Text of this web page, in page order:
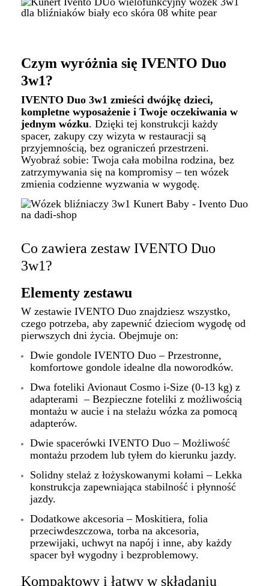
Czym wyróżnia się IVENTO Duo
3w1?
IVENTO Duo 3w1 zmieści dwójkę dzieci,
kompletne wyposażenie i Twoje oczekiwania w
jednym wózku. Dzięki tej konstrukcji każdy
spacer, zakupy czy wizyta w restauracji są
przyjemnością, bez ograniczeń przestrzeni.
Wyobraź sobie: Twoja cała mobilna rodzina, bez
zatrzymywania się na kompromisy – ten wózek
zmienia codzienne wyzwania w wygodę.
Co zawiera zestaw IVENTO Duo
3w1?
Elementy zestawu
W zestawie IVENTO Duo znajdziesz wszystko,
czego potrzeba, aby zapewnić dzieciom wygodę od
pierwszych dni życia. Obejmuje on:
Dwie gondole IVENTO Duo – Przestronne,
komfortowe gondole idealne dla noworodków.
Dwa foteliki Avionaut Cosmo i-Size (0-13 kg) z
adapterami – Bezpieczne foteliki z możliwością
montażu w aucie i na stelażu wózka za pomocą
adapterów.
Dwie spacerówki IVENTO Duo – Możliwość
montażu przodem lub tyłem do kierunku jazdy.
Solidny stelaż z łożyskowanymi kołami – Lekka
konstrukcja zapewniająca stabilność i płynność
jazdy.
Dodatkowe akcesoria – Moskitiera, folia
przeciwdeszczowa, torba na akcesoria,
przewijaki, uchwyt na napój i inne, aby każdy
spacer był wygodny i bezproblemowy.
Kompaktowy i łatwy w składaniu